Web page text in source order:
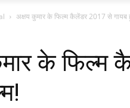
अक्षय कुमार के फिल्‍म कैलेंडर 2017 से गायब
के फिल्‍म